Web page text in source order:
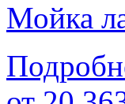
Мойка